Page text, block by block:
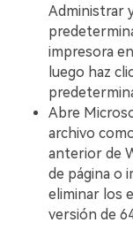
Administrar
impresora
luego haz
Abre
archivo
anterior de
de página o
eliminar los
versión de